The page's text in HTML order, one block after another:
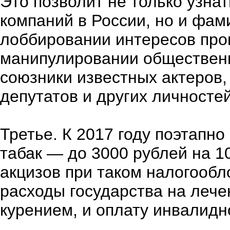
компаний в России, но и
лоббировании интересов
манипулировании
союзники известных
депутатов и других
Третье. К 2017 году
табак — до 3000 рублей на
акцизов при таком
расходы государства на
курением, и оплату